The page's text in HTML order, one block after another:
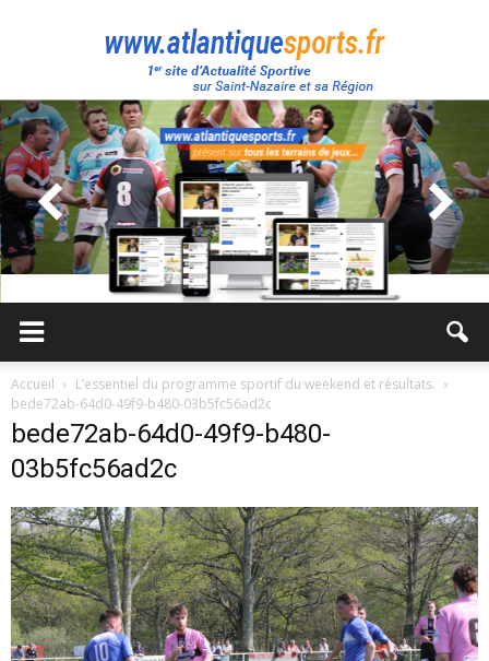
Atlantique
Sport
Accueil
L’essentiel du programme sportif du weekend et résultats.
bede72ab-64d0-49f9-b480-03b5fc56ad2c
bede72ab-64d0-49f9-b480-
03b5fc56ad2c